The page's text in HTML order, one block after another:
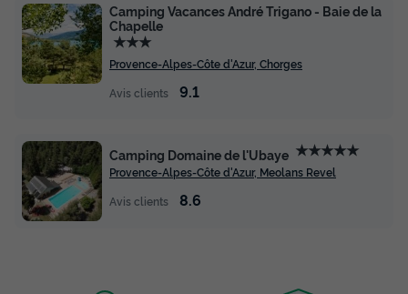
Camping Vacances André Trigano - Baie de la
Chapelle
★★★
Provence-Alpes-Côte d'Azur, Chorges
Avis clients
9.1
Camping Domaine de l'Ubaye ★★★★★
Provence-Alpes-Côte d'Azur, Meolans Revel
Avis clients
8.6